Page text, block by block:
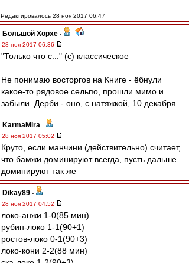
Редактировалось 28 ноя 2017 06:47
Большой Хорхе -
28 ноя 2017 06:36
"Только что с..." (с) классическое
Не понимаю восторгов на Книге - ёбнули
какое-то рядовое сельпо, прошли мимо и
забыли. Дерби - оно, с натяжкой, 10 декабря.
KarmaMira -
28 ноя 2017 05:02
Круто, если манчини (действительно) считает,
что бамжи доминируют всегда, пусть дальше
доминируют так же
Dikay89 -
28 ноя 2017 04:52
локо-анжи 1-0(85 мин)
рубин-локо 1-1(90+1)
ростов-локо 0-1(90+3)
локо-кони 2-2(88 мин)